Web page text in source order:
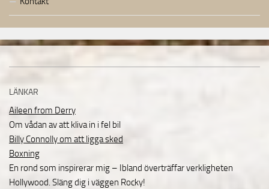
LÄNKAR
Aileen from Derry
Om vådan av att kliva in i fel bil
Billy Connolly om att ligga sked
Boxning
En rond som inspirerar mig – Ibland överträffar verkligheten
Hollywood. Släng dig i väggen Rocky!